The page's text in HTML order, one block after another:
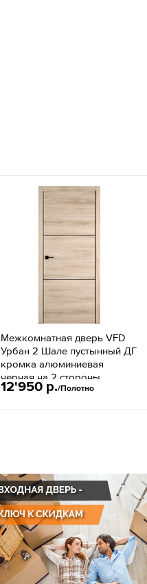
Межкомнатная дверь VFD
Урбан 2 Шале пустынный ДГ
кромка алюминиевая
черная на 2 стороны
черный молдинг ЧМ
12'950 р./Полотно